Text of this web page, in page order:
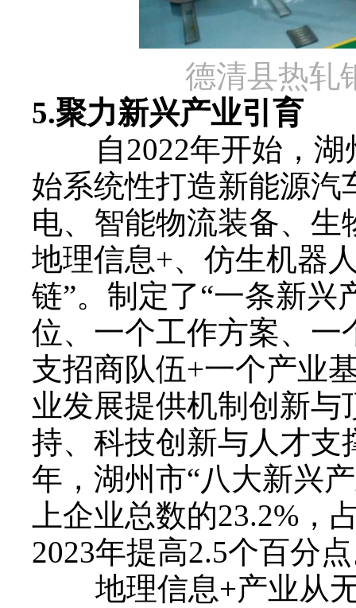
德清县热轧
5.聚力新兴产业引育
自2022年开始，湖
始系统性打造新能源汽
电、智能物流装备、
地理信息+、仿生机器
链”。制定了“一条新兴
位、一个工作方案、一
支招商队伍+一个产业
业发展提供机制创新
持、科技创新与人才支
年，湖州市“八大新兴
上企业总数的23.2%，
2023年提高2.5个百分
地理信息+产业从无